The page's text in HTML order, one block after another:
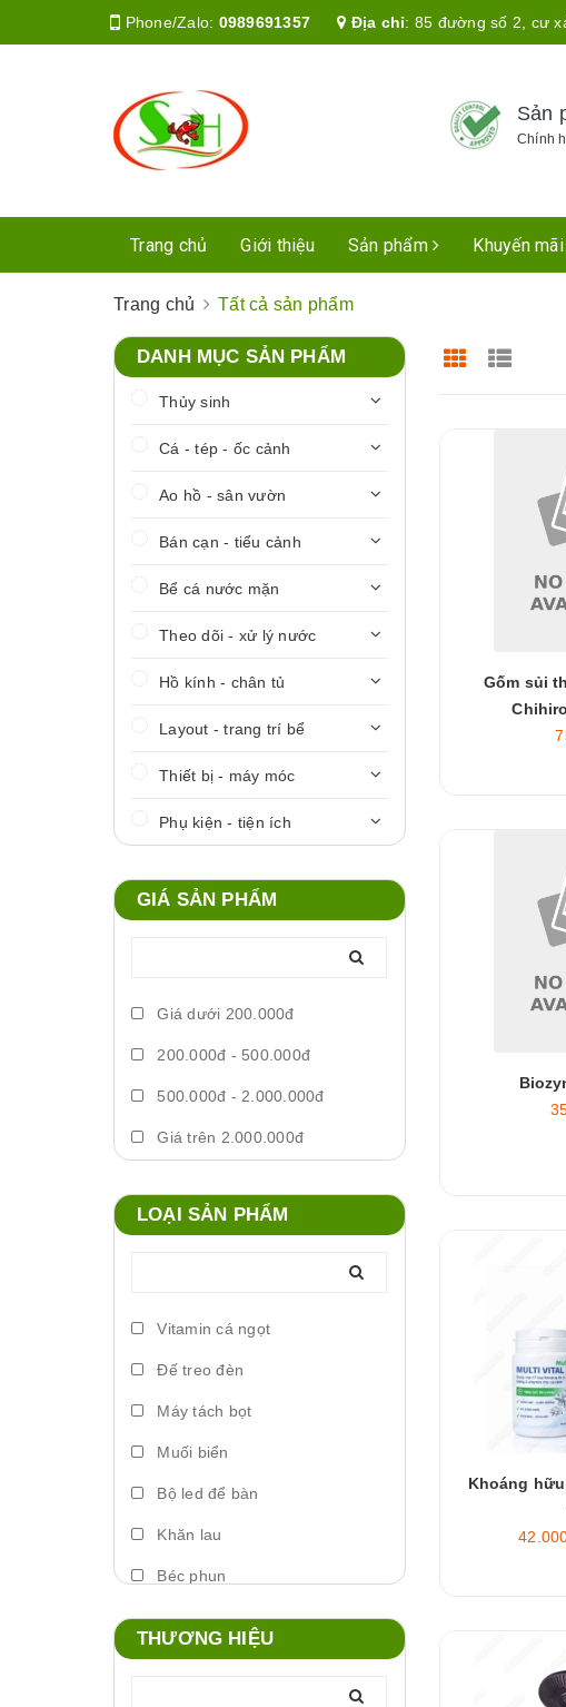
Phone/Zalo: 0989691357 Địa chỉ: 85 đường số 2, cư
Sản
Chính
Trang chủ Giới thiệu Sản phẩm Khuyến
Trang chủ Tất cả sản phẩm
Gốm sủi
Khoáng
DANH MỤC SẢN PHẨM
Thủy sinh
Cá - tép - ốc cảnh
Ao hồ - sân vườn
Bán cạn - tiểu cảnh
Bể cá nước mặn
Theo dõi - xử lý nước
Hồ kính - chân tủ
Layout - trang trí bể
Thiết bị - máy móc
Phụ kiện - tiện ích
GIÁ SẢN PHẨM
Giá dưới 200.000đ
200.000đ - 500.000đ
500.000đ - 2.000.000đ
Giá trên 2.000.000đ
LOẠI SẢN PHẨM
Vitamin cá ngọt
Đế treo đèn
Máy tách bọt
Muối biển
Bộ led để bàn
Khăn lau
Béc phun
Máy phun sương
Foam xịt
THƯƠNG HIỆU